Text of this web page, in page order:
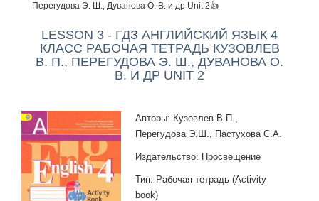
Перегудова Э. Ш., Дуванова О. В. и др Unit 2👍
LESSON 3 - ГДЗ АНГЛИЙСКИЙ ЯЗЫК 4
КЛАСС РАБОЧАЯ ТЕТРАДЬ КУЗОВЛЕВ
В. П., ПЕРЕГУДОВА Э. Ш., ДУВАНОВА О.
В. И ДР UNIT 2
Авторы: Кузовлев В.П.,
Перегудова Э.Ш., Пастухова С.А.
Издательство: Просвещение
Тип: Рабочая тетрадь (Activity
book)